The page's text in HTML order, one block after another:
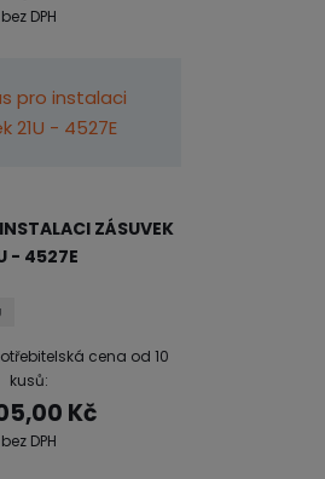
bez DPH
ZÁSUVEK
- 4527E
cena od 10
kusů:
Kč
bez DPH